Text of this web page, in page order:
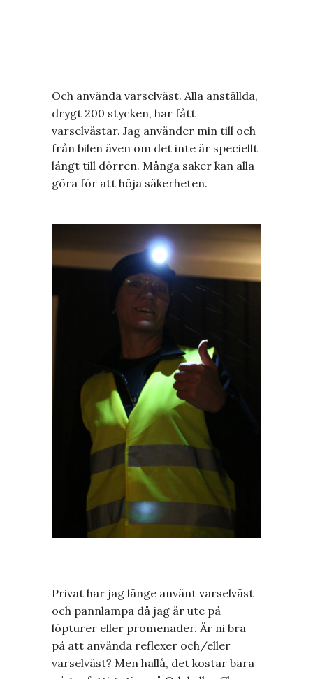
Och använda varselväst. Alla anställda,
drygt 200 stycken, har fått
varselvästar. Jag använder min till och
från bilen även om det inte är speciellt
långt till dörren. Många saker kan alla
göra för att höja säkerheten.
Privat har jag länge använt varselväst
och pannlampa då jag är ute på
löpturer eller promenader. Är ni bra
på att använda reflexer och/eller
varselväst? Men hallå, det kostar bara